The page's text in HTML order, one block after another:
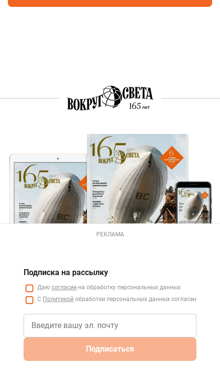
РЕКЛАМА
Подписка на рассылку
Даю согласие на обработку персональных данных
С Политикой обработки персональных данных согласен
Подписаться